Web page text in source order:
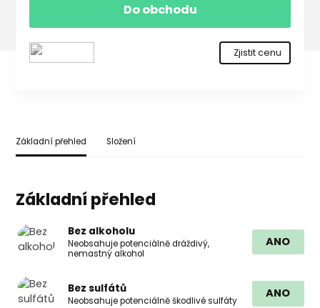
Do obchodu
Zjistit cenu
Základní přehled Složení
Základní přehled
Bez alkoholu
Neobsahuje potenciálně dráždivý,
nemastný alkohol
ANO
Bez sulfátů
Neobsahuje potenciálně škodlivé sulfáty
ANO